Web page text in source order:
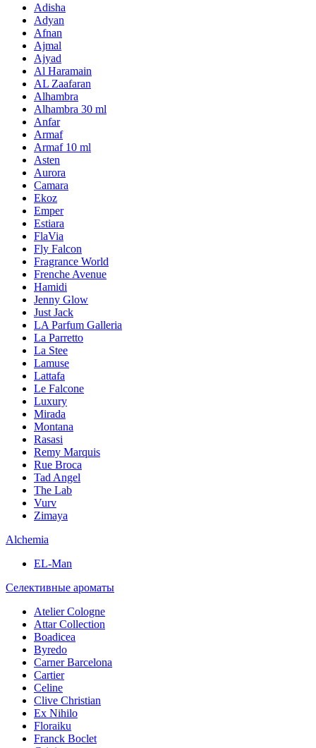
Adisha
Adyan
Afnan
Ajmal
Ajyad
Al Haramain
AL Zaafaran
Alhambra
Alhambra 30 ml
Anfar
Armaf
Armaf 10 ml
Asten
Aurora
Camara
Ekoz
Emper
Estiara
FlaVia
Fly Falcon
Fragrance World
Frenche Avenue
Hamidi
Jenny Glow
Just Jack
LA Parfum Galleria
La Parretto
La Stee
Lamuse
Lattafa
Le Falcone
Luxury
Mirada
Montana
Rasasi
Remy Marquis
Rue Broca
Tad Angel
The Lab
Vurv
Zimaya
Alchemia
EL-Man
Селективные ароматы
Atelier Cologne
Attar Collection
Boadicea
Byredo
Carner Barcelona
Cartier
Celine
Clive Christian
Ex Nihilo
Floraiku
Franck Boclet